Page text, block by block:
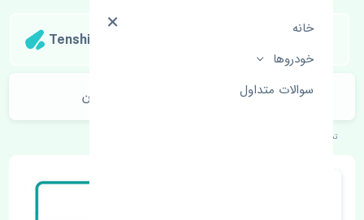
خانه
خودروها
سوالات متداول
Tenshipart
سنسور اکسیژن پایین نیسان تیانا چین
تنشی‌پارت